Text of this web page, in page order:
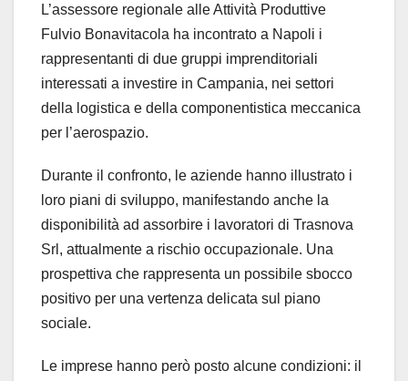
L’assessore regionale alle Attività Produttive
Fulvio Bonavitacola ha incontrato a Napoli i
rappresentanti di due gruppi imprenditoriali
interessati a investire in Campania, nei settori
della logistica e della componentistica meccanica
per l’aerospazio.
Durante il confronto, le aziende hanno illustrato i
loro piani di sviluppo, manifestando anche la
disponibilità ad assorbire i lavoratori di Trasnova
Srl, attualmente a rischio occupazionale. Una
prospettiva che rappresenta un possibile sbocco
positivo per una vertenza delicata sul piano
sociale.
Le imprese hanno però posto alcune condizioni: il